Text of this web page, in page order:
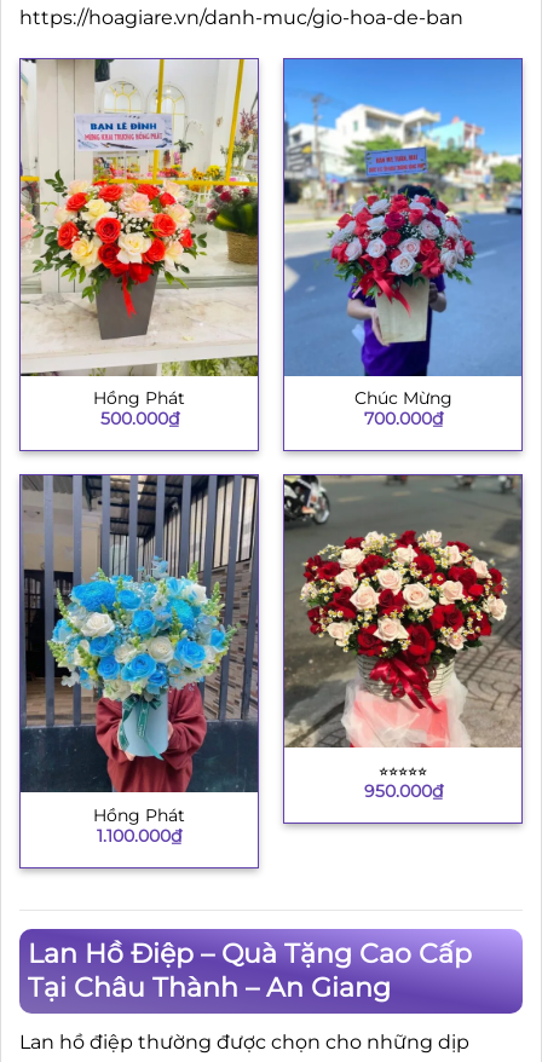
https://hoagiare.vn/danh-muc/gio-hoa-de-ban
Hồng Phát
500.000₫
Chúc Mừng
700.000₫
Hồng Phát
1.100.000₫
⭐︎⭐︎⭐︎⭐︎⭐︎
950.000₫
Lan Hồ Điệp – Quà Tặng Cao Cấp
Tại Châu Thành – An Giang
Lan hồ điệp thường được chọn cho những dịp